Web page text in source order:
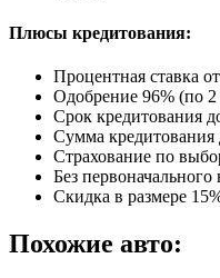
Плюсы кредитования:
Процентная ставка от
Одобрение 96% (по
Срок кредитования
Сумма кредитования
Страхование по
Без первоначального
Скидка в размере
Похожие авто: